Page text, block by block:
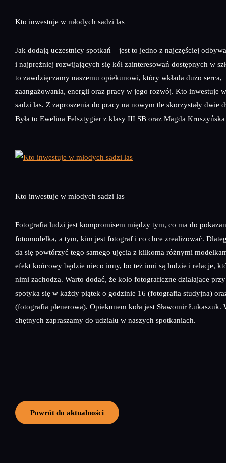
Kto inwestuje w młodych sadzi las
Jak dodają uczestnicy spotkań – jest to jedno z najczęściej
i najprężniej rozwijających się kół zainteresowań dostępnych w
to zawdzięczamy naszemu opiekunowi, który wkłada dużo serca,
zaangażowania, energii oraz pracy w jego rozwój. Kto inwestuje
sadzi las. Z zaproszenia do pracy na nowym tle skorzystały dwie
Była to Ewelina Felsztygier z klasy III SB oraz Magda
Kto inwestuje w młodych sadzi las
Fotografia ludzi jest kompromisem między tym, co ma do
fotomodelka, a tym, kim jest fotograf i co chce zrealizować.
da się powtórzyć tego samego ujęcia z kilkoma różnymi
efekt końcowy będzie nieco inny, bo też inni są ludzie i relacje,
nimi zachodzą. Warto dodać, że koło fotograficzne działające
spotyka się w każdy piątek o godzinie 16 (fotografia studyjna)
(fotografia plenerowa). Opiekunem koła jest Sławomir Łukaszuk.
chętnych zapraszamy do udziału w naszych spotkaniach.
Powrót do aktualności